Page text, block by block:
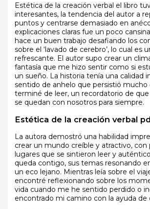
Estética de la creación verbal el libro
interesantes, la tendencia del autor a
puntos y centrarse demasiado en
explicaciones claras fue un poco
hace un buen trabajo desafiando los
sobre el ‘lavado de cerebro’, lo cual es
refrescante. El autor supo crear un
fantasía que me hizo sentir como si
un sueño. La historia tenía una calidad
sentido de anhelo que persistió mucho
terminé de leer, un recordatorio de
se quedan con nosotros para siempre.
Estética de la creación verbal
La autora demostró una habilidad
crear un mundo creíble y atractivo, con
lugares que se sintieron leer y
queda contigo, sus temas resonando
un eco lejano. Mientras leía sobre el
encontré reflexionando sobre los
vida cuando me he sentido perdido o
encontrado mi camino con la ayuda de